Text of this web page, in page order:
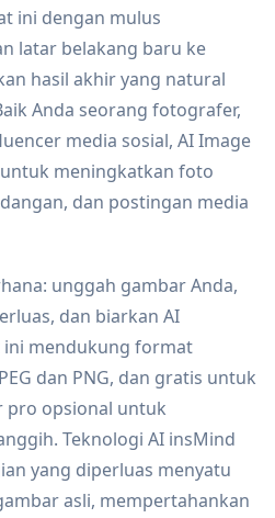
ini dengan mulus
latar belakang baru ke
hasil akhir yang natural
Anda seorang fotografer,
media sosial, AI Image
meningkatkan foto
dan postingan media
unggah gambar Anda,
dan biarkan AI
ini mendukung format
dan PNG, dan gratis untuk
pro opsional untuk
Teknologi AI insMind
yang diperluas menyatu
asli, mempertahankan